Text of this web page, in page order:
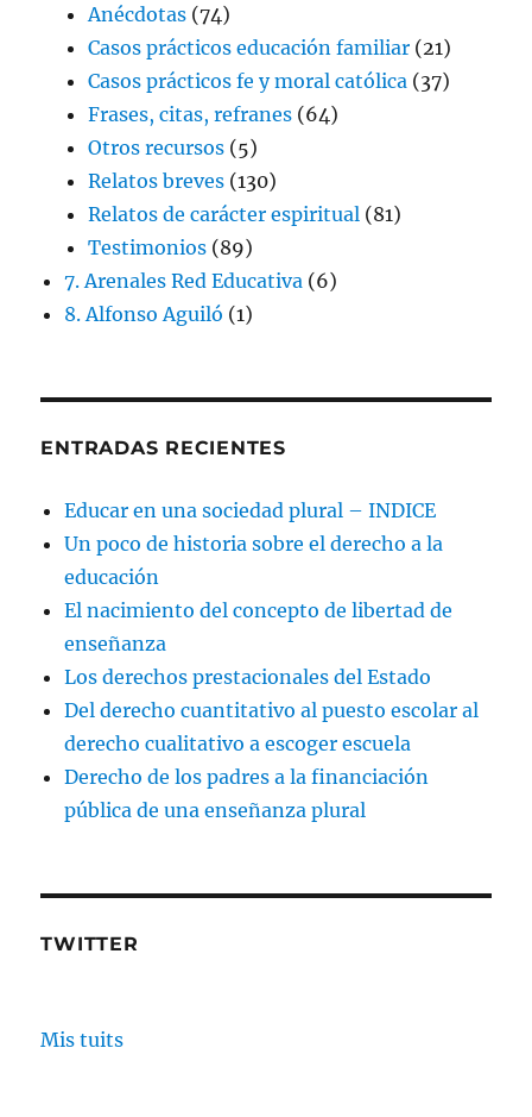
Anécdotas (74)
Casos prácticos educación familiar (21)
Casos prácticos fe y moral católica (37)
Frases, citas, refranes (64)
Otros recursos (5)
Relatos breves (130)
Relatos de carácter espiritual (81)
Testimonios (89)
7. Arenales Red Educativa (6)
8. Alfonso Aguiló (1)
ENTRADAS RECIENTES
Educar en una sociedad plural – INDICE
Un poco de historia sobre el derecho a la
educación
El nacimiento del concepto de libertad de
enseñanza
Los derechos prestacionales del Estado
Del derecho cuantitativo al puesto escolar al
derecho cualitativo a escoger escuela
Derecho de los padres a la financiación
pública de una enseñanza plural
TWITTER
Mis tuits